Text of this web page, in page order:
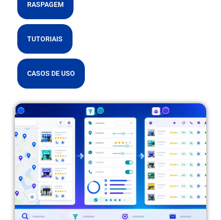
RASPAGEM
TUTORIAIS
CASOS DE USO